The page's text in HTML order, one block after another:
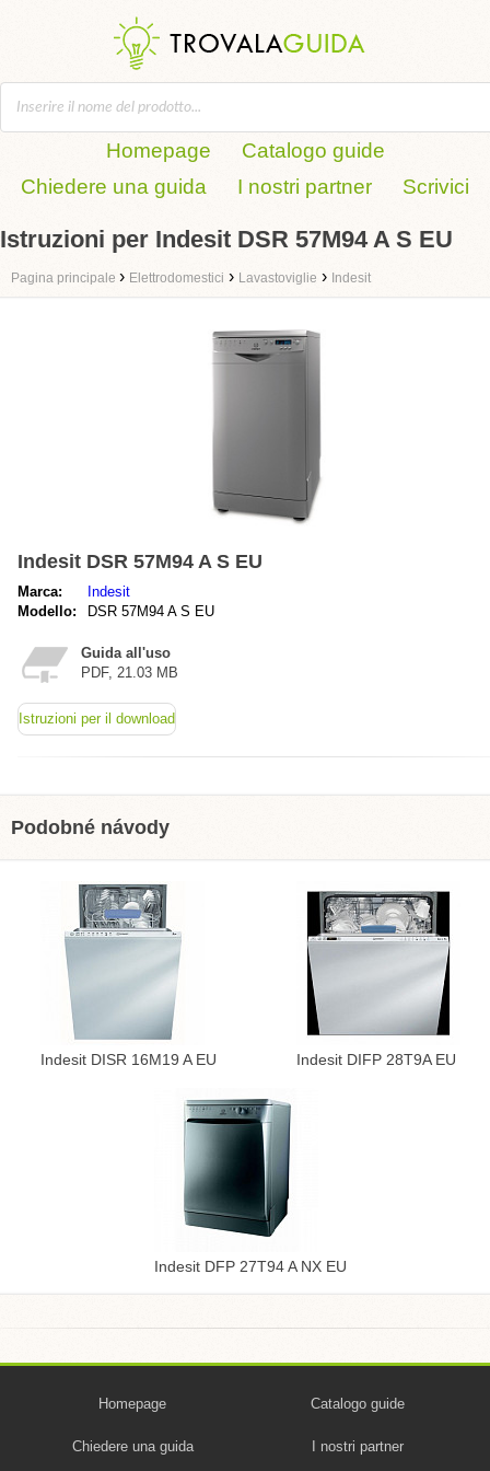
Homepage
Catalogo guide
Chiedere una guida
I nostri partner Scrivici
Istruzioni per Indesit DSR 57M94 A S EU
Pagina principale › Elettrodomestici › Lavastoviglie › Indesit
Indesit DSR 57M94 A S EU
Marca:
Indesit
Modello:
DSR 57M94 A S EU
Guida all'uso
PDF, 21.03 MB
Istruzioni per il download
Podobné návody
Indesit DISR 16M19 A EU Indesit DIFP 28T9A EU
Indesit DFP 27T94 A NX EU
Homepage Catalogo guide
Chiedere una guida I nostri partner